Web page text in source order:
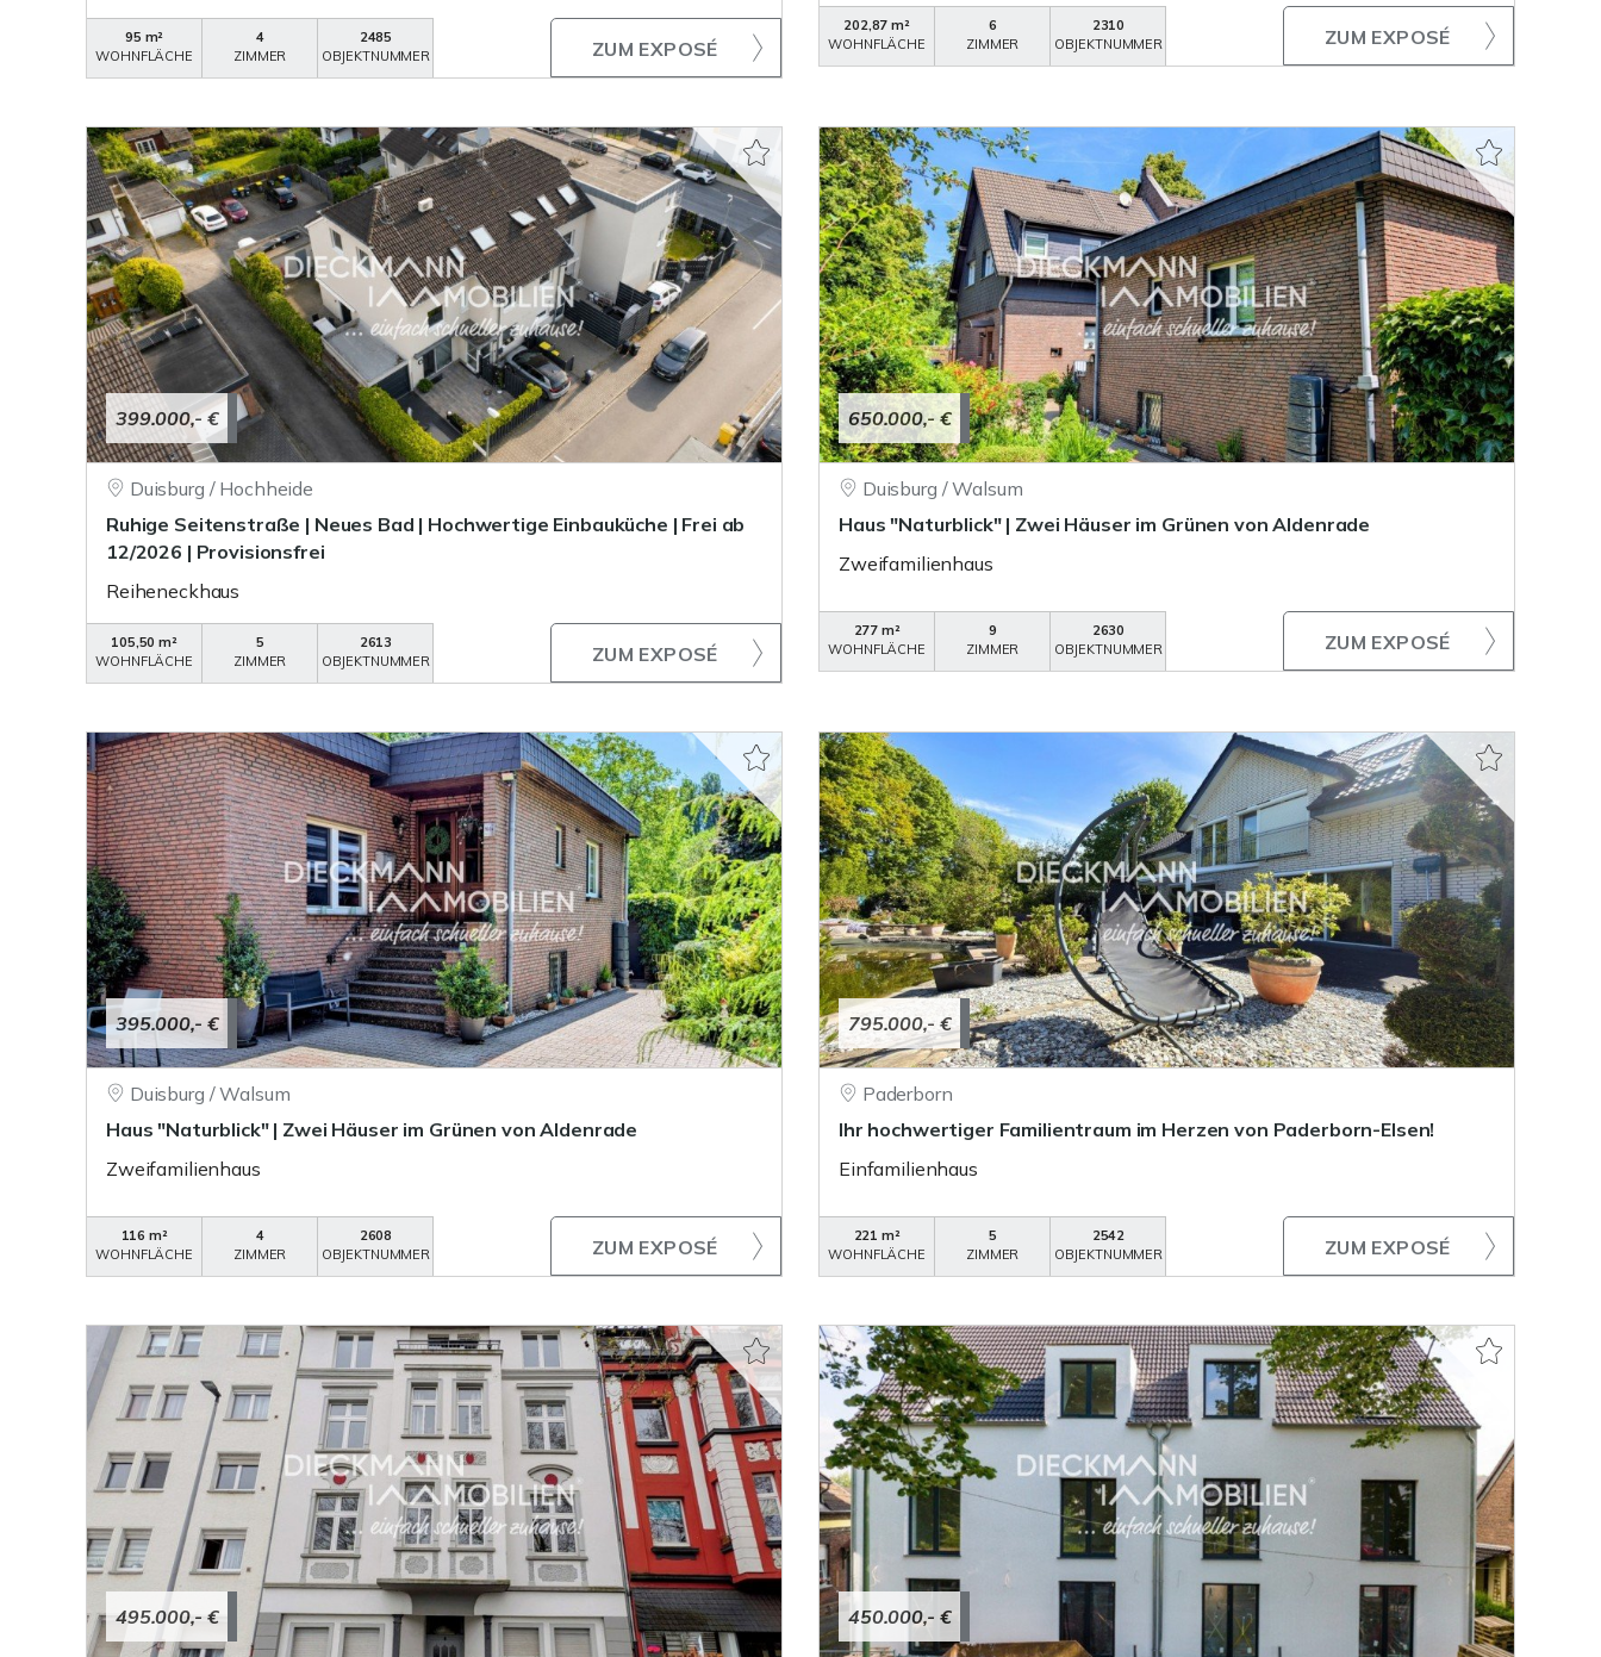
95 m²
WOHNFLÄCHE
4
ZIMMER
2485
OBJEKTNUMMER
ZUM EXPOSÉ
202,87 m²
WOHNFLÄCHE
6
ZIMMER
2310
OBJEKTNUMMER
ZUM EXPOSÉ
399.000,- €
Duisburg / Hochheide
Ruhige Seitenstraße | Neues Bad | Hochwertige Einbauküche | Frei ab
12/2026 | Provisionsfrei
Reiheneckhaus
105,50 m²
WOHNFLÄCHE
5
ZIMMER
2613
OBJEKTNUMMER
ZUM EXPOSÉ
650.000,- €
Duisburg / Walsum
Haus "Naturblick" | Zwei Häuser im Grünen von Aldenrade
Zweifamilienhaus
277 m²
WOHNFLÄCHE
9
ZIMMER
2630
OBJEKTNUMMER
ZUM EXPOSÉ
395.000,- €
Duisburg / Walsum
Haus "Naturblick" | Zwei Häuser im Grünen von Aldenrade
Zweifamilienhaus
116 m²
WOHNFLÄCHE
4
ZIMMER
2608
OBJEKTNUMMER
ZUM EXPOSÉ
795.000,- €
Paderborn
Ihr hochwertiger Familientraum im Herzen von Paderborn-Elsen!
Einfamilienhaus
221 m²
WOHNFLÄCHE
5
ZIMMER
2542
OBJEKTNUMMER
ZUM EXPOSÉ
495.000,- € 450.000,- €